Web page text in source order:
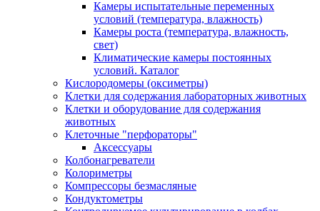
Камеры испытательные переменных
условий (температура, влажность)
Камеры роста (температура, влажность,
свет)
Климатические камеры постоянных
условий. Каталог
Кислородомеры (оксиметры)
Клетки для содержания лабораторных животных
Клетки и оборудование для содержания
животных
Клеточные "перфораторы"
Аксессуары
Колбонагреватели
Колориметры
Компрессоры безмасляные
Кондуктометры